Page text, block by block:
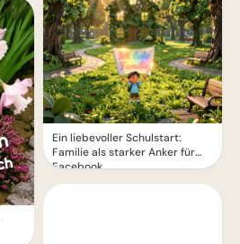
Ein liebevoller Schulstart:
Familie als starker Anker für
Facebook